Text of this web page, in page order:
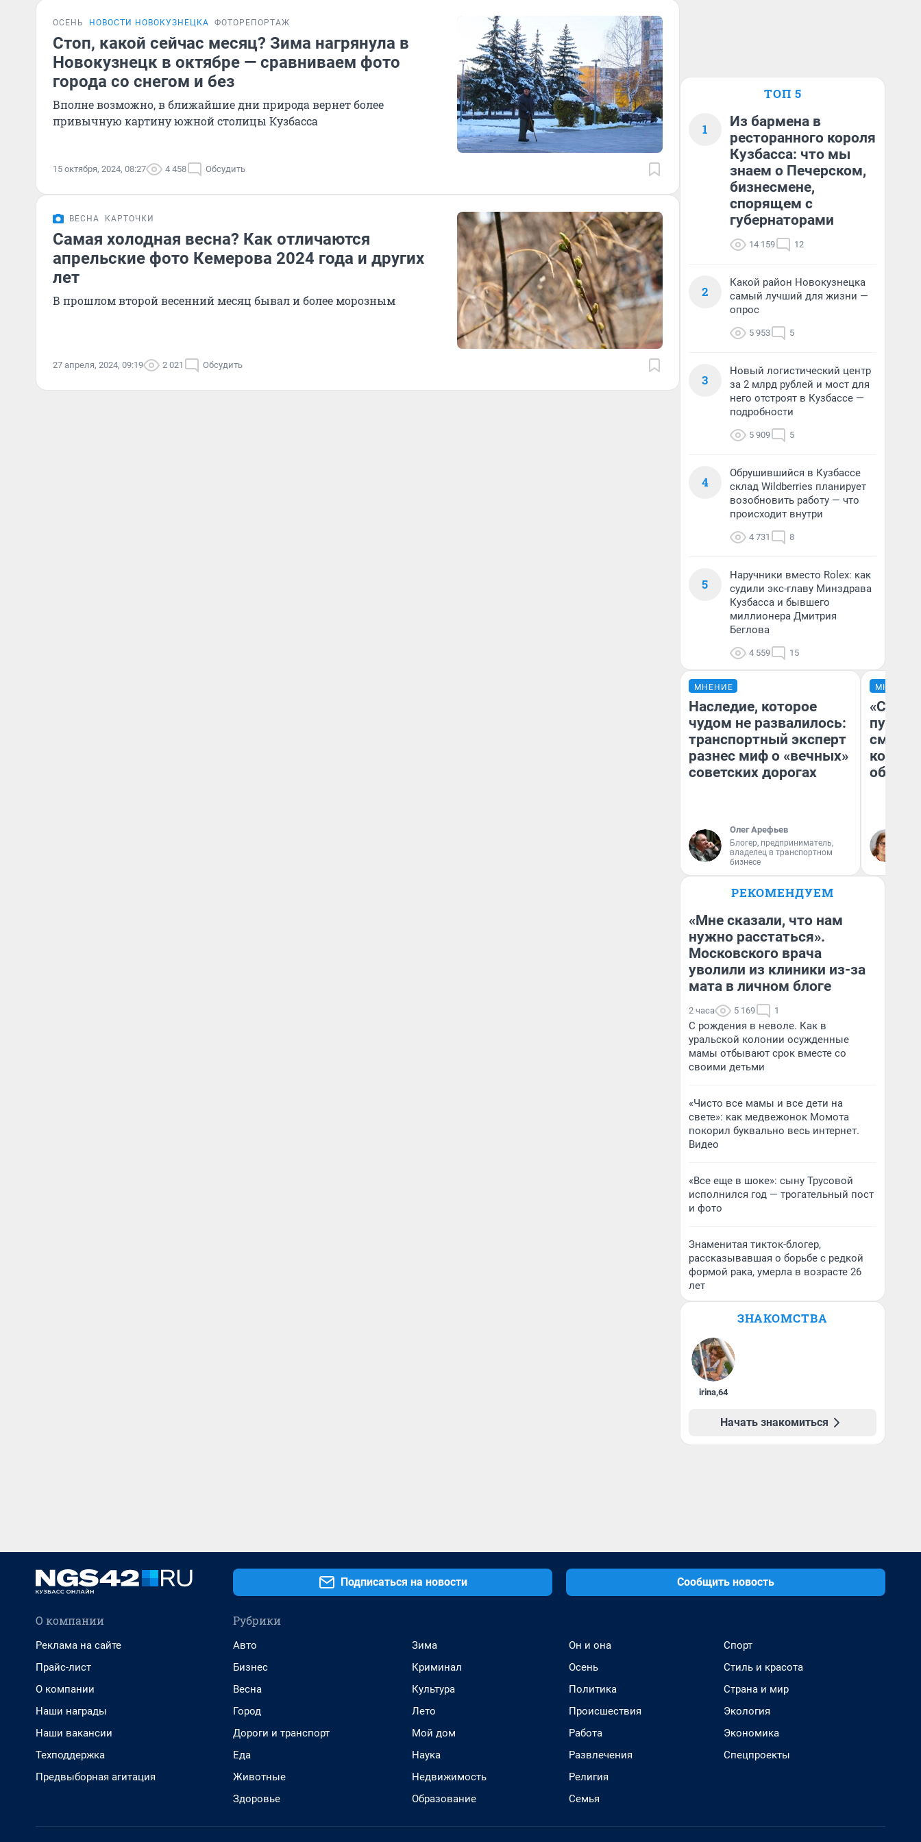
ОСЕНЬ НОВОСТИ НОВОКУЗНЕЦКА ФОТОРЕПОРТАЖ
Стоп, какой сейчас месяц? Зима нагрянула в
Новокузнецк в октябре — сравниваем фото
города со снегом и без
Вполне возможно, в ближайшие дни природа вернет более
привычную картину южной столицы Кузбасса
15 октября, 2024, 08:27 4 458 Обсудить
ВЕСНА КАРТОЧКИ
Самая холодная весна? Как отличаются
апрельские фото Кемерова 2024 года и других
лет
В прошлом второй весенний месяц бывал и более морозным
27 апреля, 2024, 09:19 2 021 Обсудить
ТОП 5
1
Из бармена в
ресторанного короля
Кузбасса: что мы
знаем о Печерском,
бизнесмене,
спорящем с
губернаторами
14 159 12
2
Какой район Новокузнецка
самый лучший для жизни —
опрос
5 953 5
3
Новый логистический центр
за 2 млрд рублей и мост для
него отстроят в Кузбассе —
подробности
5 909 5
4
Обрушившийся в Кузбассе
склад Wildberries планирует
возобновить работу — что
происходит внутри
4 731 8
5
Наручники вместо Rolex: как
судили экс-главу Минздрава
Кузбасса и бывшего
миллионера Дмитрия
Беглова
4 559 15
МНЕНИЕ
Наследие, которое
чудом не развалилось:
транспортный эксперт
разнес миф о «вечных»
советских дорогах
Олег Арефьев
Блогер, предприниматель,
владелец в транспортном
бизнесе
МНЕНИЕ
РЕКОМЕНДУЕМ
«Мне сказали, что нам
нужно расстаться».
Московского врача
уволили из клиники из-за
мата в личном блоге
2 часа 5 169 1
С рождения в неволе. Как в
уральской колонии осужденные
мамы отбывают срок вместе со
своими детьми
«Чисто все мамы и все дети на
свете»: как медвежонок Момота
покорил буквально весь интернет.
Видео
«Все еще в шоке»: сыну Трусовой
исполнился год — трогательный пост
и фото
Знаменитая тикток-блогер,
рассказывавшая о борьбе с редкой
формой рака, умерла в возрасте 26
лет
ЗНАКОМСТВА
irina,64
Начать знакомиться
Подписаться на новости Сообщить новость
О компании
Реклама на сайте
Прайс-лист
О компании
Наши награды
Наши вакансии
Техподдержка
Предвыборная агитация
Рубрики
Авто
Бизнес
Весна
Город
Дороги и транспорт
Еда
Животные
Здоровье
Зима
Криминал
Культура
Лето
Мой дом
Наука
Недвижимость
Образование
Он и она
Осень
Политика
Происшествия
Работа
Развлечения
Религия
Семья
Спорт
Стиль и красота
Страна и мир
Экология
Экономика
Спецпроекты